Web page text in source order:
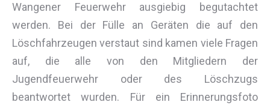
Wangener Feuerwehr ausgiebig begutachtet
werden. Bei der Fülle an Geräten die auf den
Löschfahrzeugen verstaut sind kamen viele Fragen
auf, die alle von den Mitgliedern der
Jugendfeuerwehr oder des Löschzugs
beantwortet wurden. Für ein Erinnerungsfoto